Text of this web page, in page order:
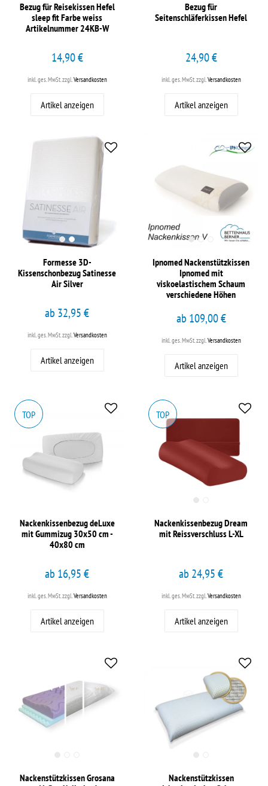
Bezug für Reisekissen Hefel
sleep fit Farbe weiss
Artikelnummer 24KB-W
14,90 €
inkl. ges. MwSt.zzgl.Versandkosten
Artikel anzeigen
Bezug für
Seitenschläferkissen Hefel
24,90 €
inkl. ges. MwSt.zzgl.Versandkosten
Artikel anzeigen
Formesse 3D-
Kissenschonbezug Satinesse
Air Silver
ab 32,95 €
inkl. ges. MwSt.zzgl.Versandkosten
Artikel anzeigen
Ipnomed Nackenstützkissen
Ipnomed mit
viskoelastischem Schaum
verschiedene Höhen
ab 109,00 €
inkl. ges. MwSt.zzgl.Versandkosten
Artikel anzeigen
TOP
Nackenkissenbezug deLuxe
mit Gummizug 30x50 cm -
40x80 cm
ab 16,95 €
inkl. ges. MwSt. zzgl. Versandkosten
Artikel anzeigen
TOP
Nackenkissenbezug Dream
mit Reissverschluss L-XL
ab 24,95 €
inkl. ges. MwSt. zzgl. Versandkosten
Artikel anzeigen
Nackenstützkissen Grosana
Nackenstützkissen